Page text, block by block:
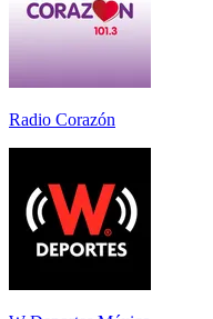
Radio Corazón